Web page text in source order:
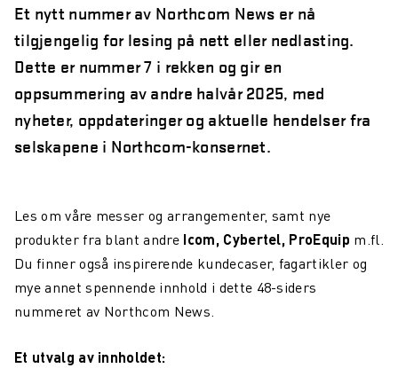
Hedmarken brannvesen satser på moderne kommunikasjon
og bedre hørselvern
Rogaland Røde Kors velger Northcoms innsatsledekit
Kristiansand Brann og Redning satser på sikkerhet, INVISIO
rulles ut til både heltids- og deltidsstasjoner.
Northcom News #6
Oppdatering fra Team Northcom
Northcom vant ny rammeavtale med HDO
Et nytt nummer av Northcom News er nå
tilgjengelig for lesing på nett eller nedlasting.
Dette er nummer 7 i rekken og gir en
oppsummering av andre halvår 2025, med
nyheter, oppdateringer og aktuelle hendelser fra
selskapene i Northcom-konsernet.
Les om våre messer og arrangementer, samt nye
produkter fra blant andre Icom, Cybertel, ProEquip m.fl.
Du finner også inspirerende kundecaser, fagartikler og
mye annet spennende innhold i dette 48-siders
nummeret av Northcom News.
Et utvalg av innholdet: